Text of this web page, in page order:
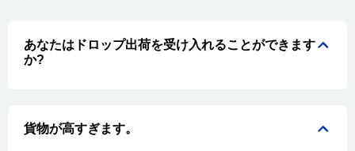
あなたはドロップ出荷を受け入れることができます
か?
貨物が高すぎます。